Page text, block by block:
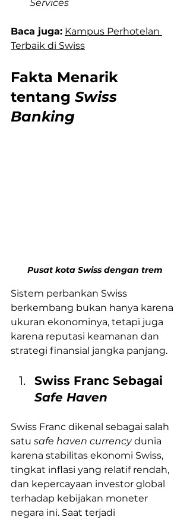
Services
Baca juga: Kampus Perhotelan
Terbaik di Swiss
Fakta Menarik
tentang Swiss
Banking
Pusat kota Swiss dengan trem
Sistem perbankan Swiss
berkembang bukan hanya karena
ukuran ekonominya, tetapi juga
karena reputasi keamanan dan
strategi finansial jangka panjang.
Swiss Franc Sebagai
Safe Haven
Swiss Franc dikenal sebagai salah
satu safe haven currency dunia
karena stabilitas ekonomi Swiss,
tingkat inflasi yang relatif rendah,
dan kepercayaan investor global
terhadap kebijakan moneter
negara ini. Saat terjadi